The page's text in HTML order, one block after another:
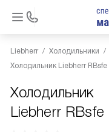
Liebherr Холодильники
Холодильник Liebherr RBsfe
Холодильник
Liebherr RBsfe